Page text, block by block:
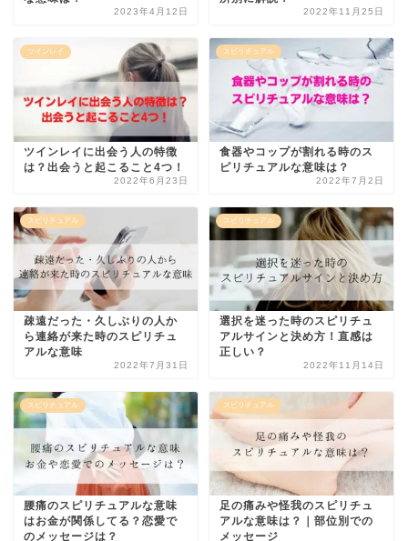
2023年4月12日 2022年11月25日
ツインレイ
ツインレイに出会う人の特徴
は？出会うと起こること4つ！
2022年6月23日
スピリチュアル
食器やコップが割れる時のス
ピリチュアルな意味は？
2022年7月2日
スピリチュアル
疎遠だった・久しぶりの人か
ら連絡が来た時のスピリチュ
アルな意味
2022年7月31日
スピリチュアル
選択を迷った時のスピリチュ
アルサインと決め方！直感は
正しい？
2022年11月14日
スピリチュアル
腰痛のスピリチュアルな意味
はお金が関係してる？恋愛で
のメッセージは？
スピリチュアル
足の痛みや怪我のスピリチュ
アルな意味は？｜部位別での
メッセージ